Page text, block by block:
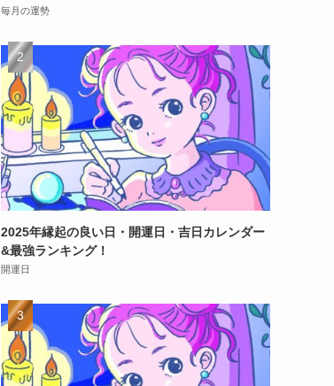
毎月の運勢
2025年縁起の良い日・開運日・吉日カレンダー
&最強ランキング！
開運日